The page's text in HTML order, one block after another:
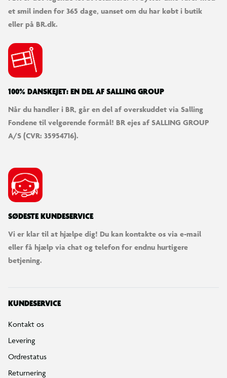
et smil inden for 365 dage, uanset om du har købt i butik
eller på BR.dk.
100% DANSKEJET: EN DEL AF SALLING GROUP
Når du handler i BR, går en del af overskuddet via Salling
Fondene til velgørende formål! BR ejes af SALLING GROUP
A/S (CVR: 35954716).
SØDESTE KUNDESERVICE
Vi er klar til at hjælpe dig! Du kan kontakte os via e-mail
eller få hjælp via chat og telefon for endnu hurtigere
betjening.
KUNDESERVICE
Kontakt os
Levering
Ordrestatus
Returnering